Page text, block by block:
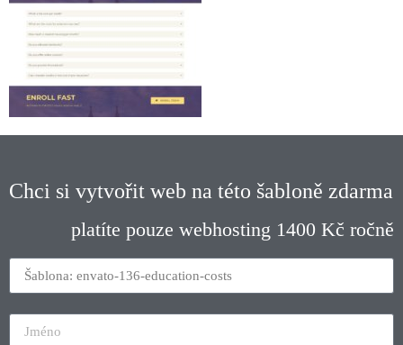
Chci si vytvořit web na této šabloně zdarma
platíte pouze webhosting 1400 Kč ročně